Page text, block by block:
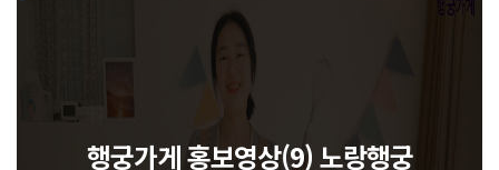
행궁가게 홍보영상(9) 노랑행궁